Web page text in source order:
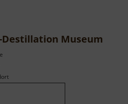
Destillation Museum